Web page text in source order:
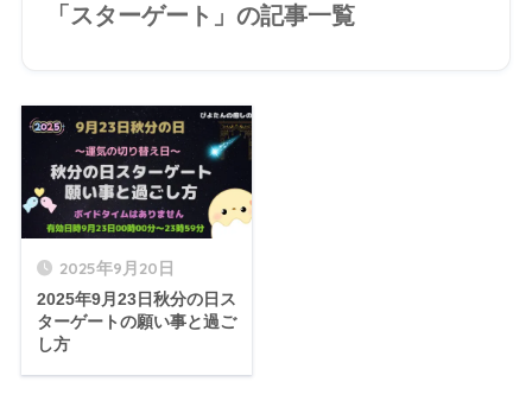
「スターゲート」の記事一覧
2025年9月20日
2025年9月23日秋分の日ス
ターゲートの願い事と過ご
し方